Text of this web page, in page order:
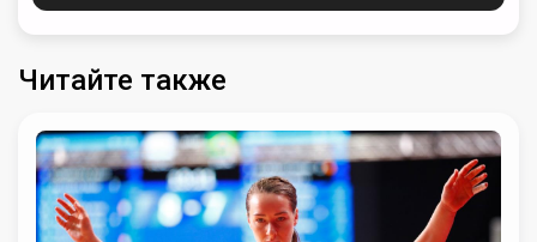
Читайте также